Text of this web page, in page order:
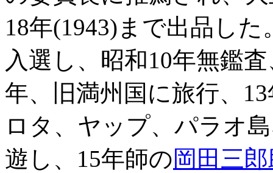
18年(1943)まで出品し
入選し、昭和10年無鑑
年、旧満州国に旅行、
ロタ、ヤップ、パラオ
遊し、15年師の岡田三